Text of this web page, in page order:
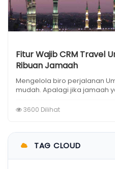
Fitur Wajib CRM Travel
Ribuan Jamaah
Mengelola biro perjalanan
mudah. Apalagi jika jamaah
3600 Dilihat
TAG CLOUD